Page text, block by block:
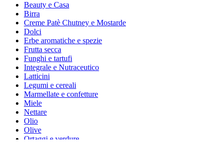
Beauty e Casa
Birra
Creme Patè Chutney e Mostarde
Dolci
Erbe aromatiche e spezie
Frutta secca
Funghi e tartufi
Integrale e Nutraceutico
Latticini
Legumi e cereali
Marmellate e confetture
Miele
Nettare
Olio
Olive
Ortaggi e verdure